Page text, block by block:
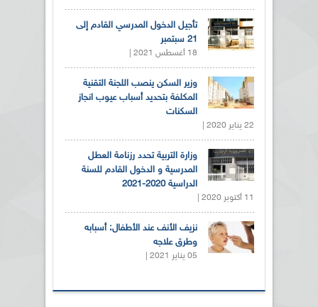
تأجيل الدخول المدرسي القادم إلى
21 سبتمبر
18 أغسطس 2021 |
وزير السكن ينصب اللجنة التقنية
المكلفة بتحديد أسباب عيوب انجاز
السكنات
22 يناير 2020 |
وزارة التربية تحدد رزنامة العطل
المدرسية و الدخول القادم للسنة
الدراسية 2020-2021
11 أكتوبر 2020 |
نزيف الأنف عند الأطفال: أسبابه
وطرق علاجه
05 يناير 2021 |